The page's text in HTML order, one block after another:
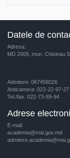
Datele de
Adresa:
MD 2009, mun. Chisinau
Admitere: 067458026
Anticamera: 022-22-97-27
Tel./fax: 022-73-89-94
Adrese
E-mail:
academia@mai.gov.md